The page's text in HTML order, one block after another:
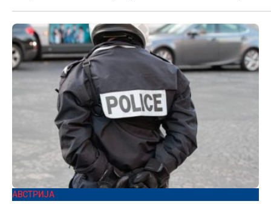
АВСТРИЈА